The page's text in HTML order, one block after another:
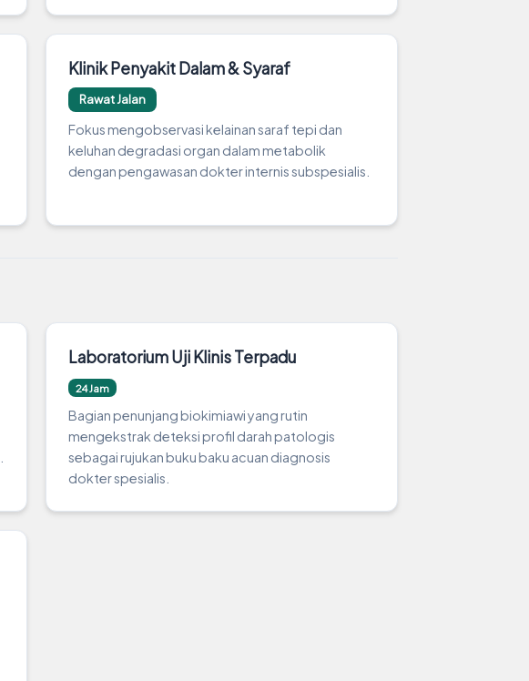
Klinik Penyakit Dalam & Syaraf
Rawat Jalan
Fokus mengobservasi kelainan saraf tepi dan
keluhan degradasi organ dalam metabolik
dengan pengawasan dokter internis subspesialis.
Laboratorium Uji Klinis Terpadu
24 Jam
Bagian penunjang biokimiawi yang rutin
mengekstrak deteksi profil darah patologis
sebagai rujukan buku baku acuan diagnosis
dokter spesialis.